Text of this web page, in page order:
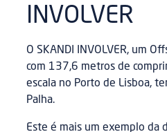
INVOLVER
O SKANDI INVOLVER, um
com 137,6 metros de
escala no Porto de Lisboa,
Palha.
Este é mais um exemplo da